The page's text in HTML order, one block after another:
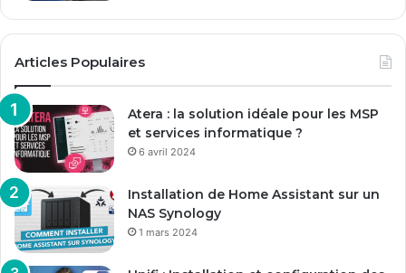
Articles Populaires
Atera : la solution idéale pour les MSP
et services informatique ?
6 avril 2024
Installation de Home Assistant sur un
NAS Synology
1 mars 2024